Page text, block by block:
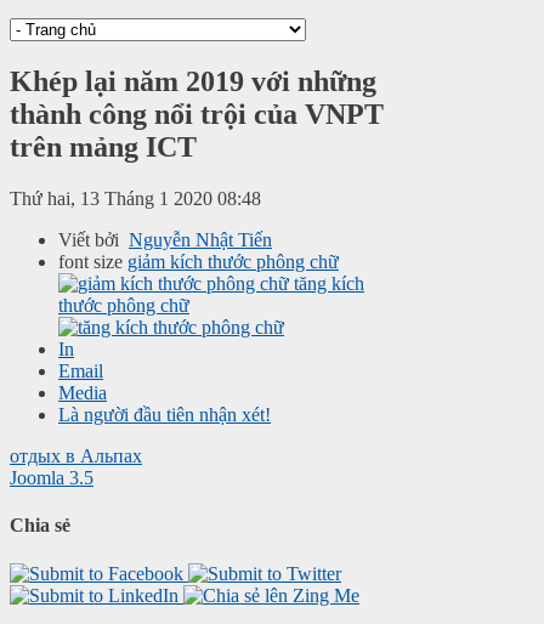
Khép lại năm 2019 với những
thành công nổi trội của VNPT
trên mảng ICT
Thứ hai, 13 Tháng 1 2020 08:48
Viết bởi Nguyễn Nhật Tiến
font size giảm kích thước phông chữ
tăng kích
thước phông chữ
In
Email
Media
Là người đầu tiên nhận xét!
отдых в Альпах
Joomla 3.5
Chia sẻ